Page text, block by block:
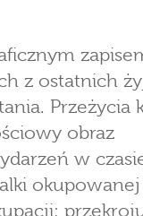
z ostatnich
Przeżycia
obraz
w
okupowanej